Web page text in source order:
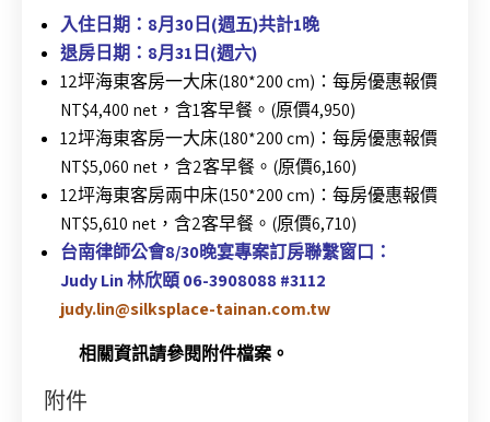
入住日期：8月30日(週五)共計1晚
退房日期：8月31日(週六)
12坪海東客房一大床(180*200 cm)：每房優惠報價
NT$4,400 net，含1客早餐。(原價4,950)
12坪海東客房一大床(180*200 cm)：每房優惠報價
NT$5,060 net，含2客早餐。(原價6,160)
12坪海東客房兩中床(150*200 cm)：每房優惠報價
NT$5,610 net，含2客早餐。(原價6,710)
台南律師公會8/30晚宴專案訂房聯繫窗口：
Judy Lin 林欣頤 06-3908088 #3112
judy.lin@silksplace-tainan.com.tw
相關資訊請參閱附件檔案。
附件